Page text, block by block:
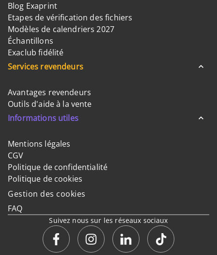
Blog Exaprint
Etapes de vérification des fichiers
Modèles de calendriers 2027
Échantillons
Exaclub fidélité
Services revendeurs
Avantages revendeurs
Outils d'aide à la vente
Informations utiles
Mentions légales
CGV
Politique de confidentialité
Politique de cookies
Gestion des cookies
FAQ
Suivez nous sur les réseaux sociaux